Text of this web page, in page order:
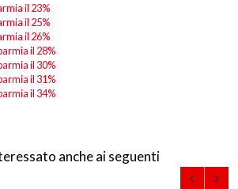
il 23%
il 25%
il 26%
il 28%
il 30%
il 31%
il 34%
anche ai seguenti